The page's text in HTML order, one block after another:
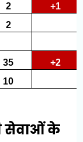
2
+1
2
35
+2
10
सेवाओं के